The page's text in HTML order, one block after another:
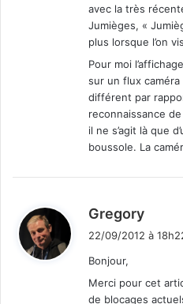
avec la très
Jumièges, «
plus lorsque l’on
Pour moi
sur un flux
différent par
reconnaissance
il ne s’agit là que
boussole. La
Gregory
:
22/09/2012 à
Bonjour,
Merci pour cet
de blocages